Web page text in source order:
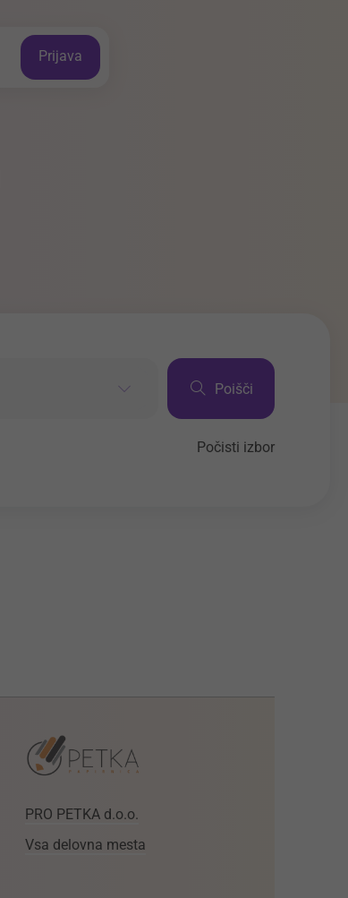
Prijava
Poišči
Počisti izbor
PRO PETKA d.o.o.
Vsa delovna mesta